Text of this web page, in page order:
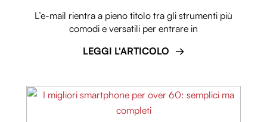
L’e-mail rientra a pieno titolo tra gli strumenti più
comodi e versatili per entrare in
LEGGI L'ARTICOLO